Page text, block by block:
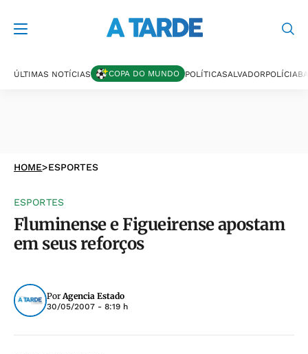
ÚLTIMAS NOTÍCIAS COPA DO MUNDO POLÍTICASALVADORPOLÍCIA
HOME>ESPORTES
ESPORTES
Fluminense e Figueirense apostam
em seus reforços
PorAgencia Estado
30/05/2007 - 8:19 h